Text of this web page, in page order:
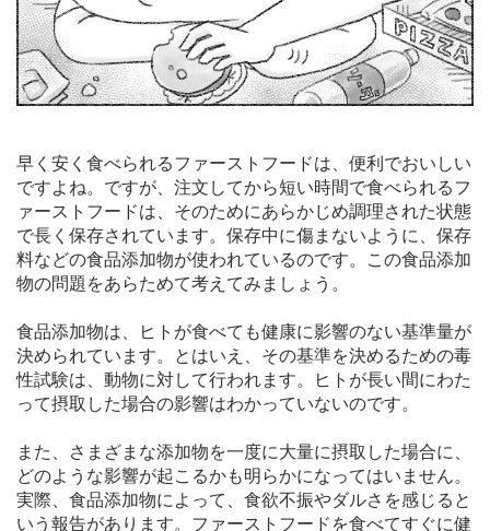
早く安く食べられるファーストフードは、便利でおいしい
ですよね。ですが、注文してから短い時間で食べられるフ
ァーストフードは、そのためにあらかじめ調理された状態
で長く保存されています。保存中に傷まないように、保存
料などの食品添加物が使われているのです。この食品添加
物の問題をあらためて考えてみましょう。
食品添加物は、ヒトが食べても健康に影響のない基準量が
決められています。とはいえ、その基準を決めるための毒
性試験は、動物に対して行われます。ヒトが長い間にわた
って摂取した場合の影響はわかっていないのです。
また、さまざまな添加物を一度に大量に摂取した場合に、
どのような影響が起こるかも明らかになってはいません。
実際、食品添加物によって、食欲不振やダルさを感じると
いう報告があります。ファーストフードを食べてすぐに健